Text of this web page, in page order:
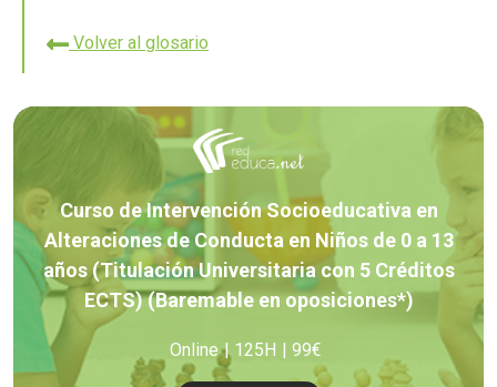
Volver al glosario
Curso de Intervención Socioeducativa en
Alteraciones de Conducta en Niños de 0 a 13
años (Titulación Universitaria con 5 Créditos
ECTS) (Baremable en oposiciones*)
Online 125H 99€